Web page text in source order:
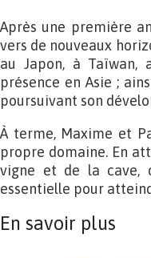
Après une première
vers de nouveaux
au Japon, à Taïwan,
présence en Asie ;
poursuivant son
À terme, Maxime et
propre domaine. En
vigne et de la cave,
essentielle pour
En savoir plus